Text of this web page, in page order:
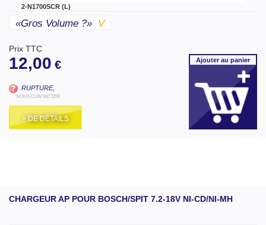
2-N1700SCR (L)
«gros Volume ?» V
Prix TTC
12,00 €
RUPTURE,
NOUS CONTACTER
+ DE DÉTAILS
Ajouterau panier
CHARGEUR AP POUR BOSCH/SPIT 7.2-18V NI-CD/NI-MH